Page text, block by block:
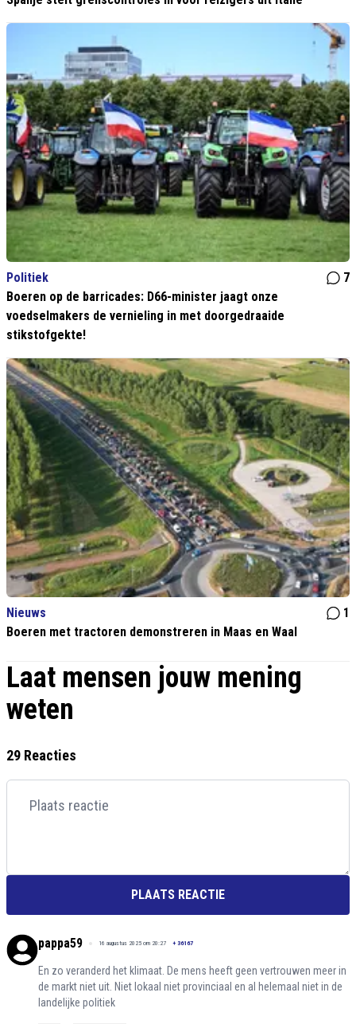
Politiek
7
Boeren op de barricades: D66-minister jaagt onze
voedselmakers de vernieling in met doorgedraaide
stikstofgekte!
Nieuws
1
Boeren met tractoren demonstreren in Maas en Waal
Laat mensen jouw mening
weten
29 Reacties
PLAATS REACTIE
pappa59 16 augustus 2025 om 20:27 + 36167
En zo veranderd het klimaat. De mens heeft geen vertrouwen meer in
de markt niet uit. Niet lokaal niet provinciaal en al helemaal niet in de
landelijke politiek